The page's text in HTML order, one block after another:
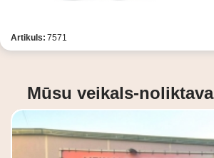
Artikuls: 7571
Mūsu veikals-noliktava